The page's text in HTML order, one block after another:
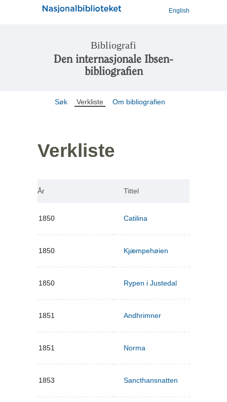
English
Bibliografi
Den internasjonale Ibsen-
bibliografien
Søk Verkliste Om bibliografien
Verkliste
År Tittel
1850 Catilina
1850 Kjæmpehøien
1850 Rypen i Justedal
1851 Andhrimner
1851 Norma
1853 Sancthansnatten